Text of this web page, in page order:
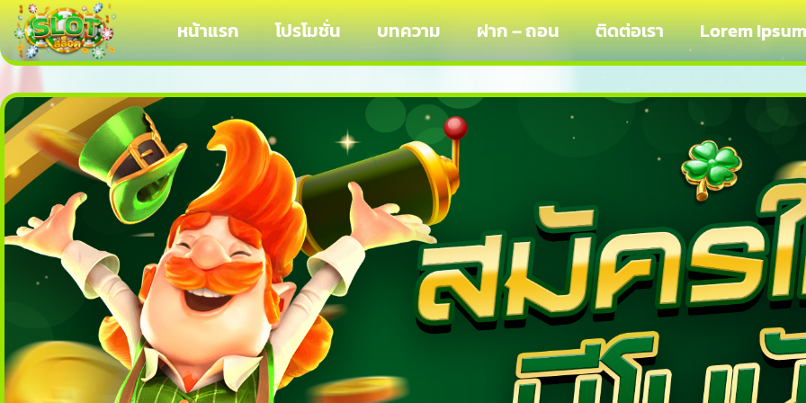
Skip
content
หน้าแรก โปรโมชั่น บทความ ฝาก – ถอน ติดต่อเรา Lorem Ipsum